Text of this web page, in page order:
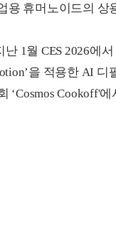
용 휴머노이드의 상
1월 CES 2026에
을 적용한 AI
‘Cosmos Cookoff'